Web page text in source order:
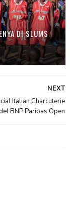
DI SLUMS
NEXT
Italian Charcuterie
BNP Paribas Open